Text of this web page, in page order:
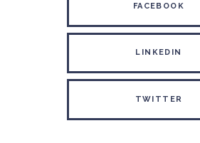
FACEBOOK
LINKEDIN
TWITTER